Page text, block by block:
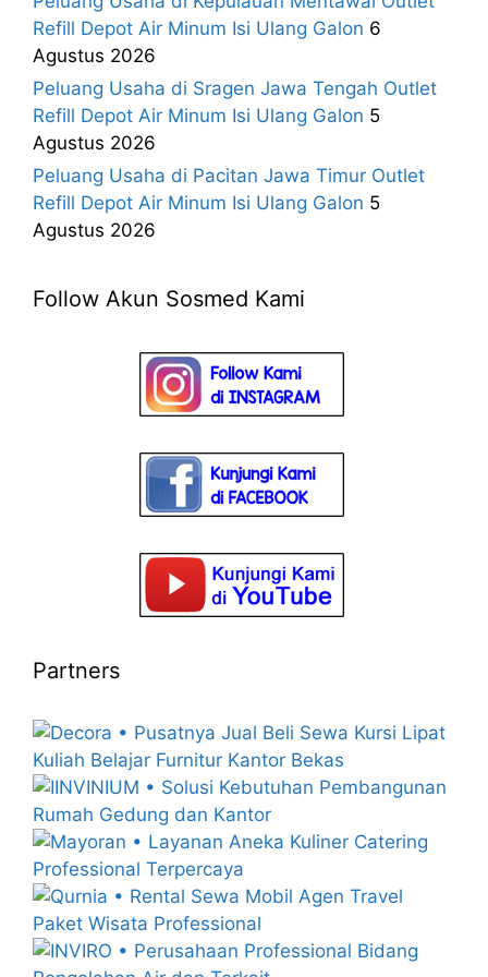
Refill Depot Air Minum Isi Ulang Galon 6
Agustus 2026
Peluang Usaha di Sragen Jawa Tengah Outlet
Refill Depot Air Minum Isi Ulang Galon 5
Agustus 2026
Peluang Usaha di Pacitan Jawa Timur Outlet
Refill Depot Air Minum Isi Ulang Galon 5
Agustus 2026
Follow Akun Sosmed Kami
Partners